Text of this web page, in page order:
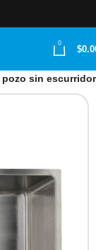
0
$
pozo sin escurridor